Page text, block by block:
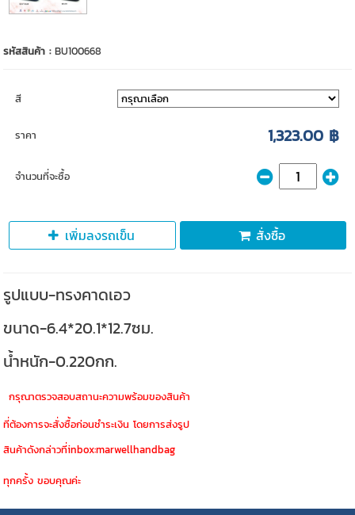
รหัสสินค้า :BU100668
สี
ราคา 1,323.00 ฿
จำนวนที่จะซื้อ
เพิ่มลงรถเข็น สั่งซื้อ
รูปแบบ-ทรงคาดเอว
ขนาด-6.4*20.1*12.7ซม.
น้ำหนัก-0.220กก.
กรุณาตรวจสอบสถานะความพร้อมของสินค้า
ที่ต้องการจะสั่งซื้อก่อนชำระเงิน โดยการส่งรูป
สินค้าดังกล่าวที่inbox:marwellhandbag
ทุกครั้ง ขอบคุณค่ะ